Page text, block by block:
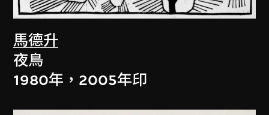
馬德升
夜鳥
1980年，2005年印